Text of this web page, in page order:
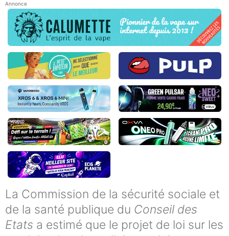
Annonce
La Commission de la sécurité sociale et
de la santé publique du Conseil des
Etats a estimé que le projet de loi sur les